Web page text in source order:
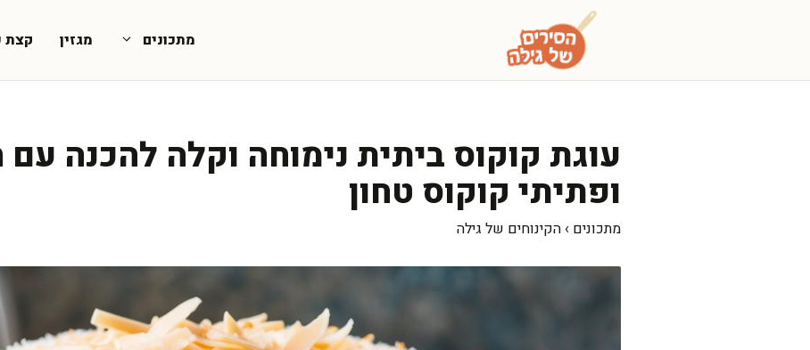
מתכונים מגזין קצת
עוגת קוקוס ביתית נימוחה וקלה להכנה
ופתיתי קוקוס טחון
מתכונים › הקינוחים של גילה